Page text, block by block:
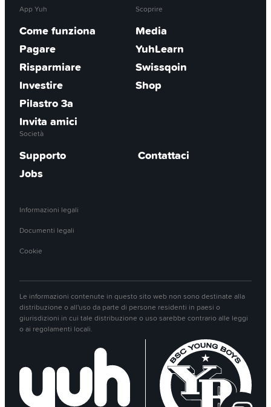
App Yuh
Come funziona
Pagare
Risparmiare
Investire
Pilastro 3a
Invita amici
Scoprire
Media
YuhLearn
Swissqoin
Shop
Società
Supporto
Contattaci
Jobs
Informazioni legali
Documenti legali
Cookie
Le informazioni contenute in questo sito web non sono destinate alla
distribuzione o all'uso da parte di persone residenti in paesi o
giurisdizioni in cui tale distribuzione o uso sarebbe contrario alle leggi
o ai regolamenti locali.